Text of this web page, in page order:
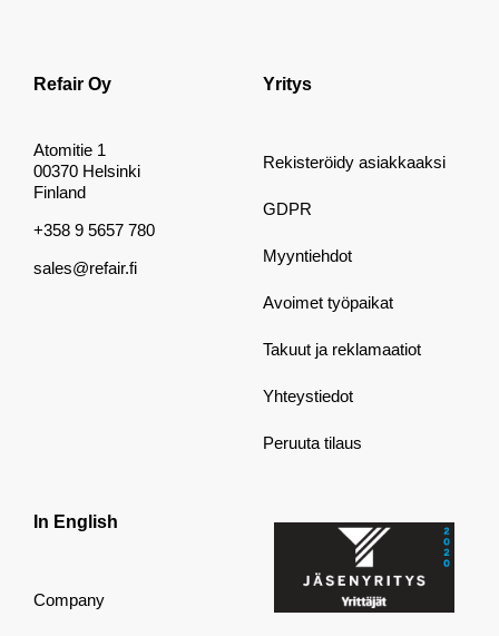
Refair Oy
Atomitie 1
00370 Helsinki
Finland
+358 9 5657 780
sales@refair.fi
Yritys
Rekisteröidy asiakkaaksi
GDPR
Myyntiehdot
Avoimet työpaikat
Takuut ja reklamaatiot
Yhteystiedot
Peruuta tilaus
In English
Company